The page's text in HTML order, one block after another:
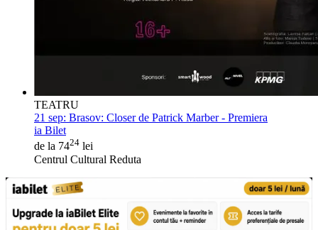
TEATRU
21 sep: Brasov: Closer de Patrick Marber - Premiera
ia Bilet
de la 7424 lei
Centrul Cultural Reduta